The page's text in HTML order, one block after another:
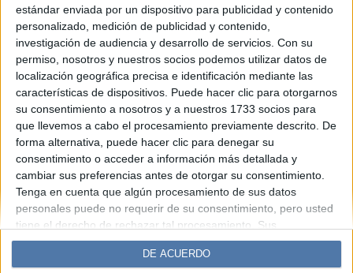
estándar enviada por un dispositivo para publicidad y contenido
personalizado, medición de publicidad y contenido,
investigación de audiencia y desarrollo de servicios. Con su
permiso, nosotros y nuestros socios podemos utilizar datos de
localización geográfica precisa e identificación mediante las
características de dispositivos. Puede hacer clic para otorgarnos
su consentimiento a nosotros y a nuestros 1733 socios para
que llevemos a cabo el procesamiento previamente descrito. De
forma alternativa, puede hacer clic para denegar su
consentimiento o acceder a información más detallada y
cambiar sus preferencias antes de otorgar su consentimiento.
Tenga en cuenta que algún procesamiento de sus datos
personales puede no requerir de su consentimiento, pero usted
tiene el derecho de rechazar tal procesamiento. Sus
preferencias se aplicarán solo a este sitio web. Puede cambiar
sus preferencias o retirar su consentimiento en cualquier
DE ACUERDO
Espacio Publicitario
Diario Perfil Caras Noticias
Fortuna
Hombre
Weekend Parabrisas
Supercampo
Lunateen